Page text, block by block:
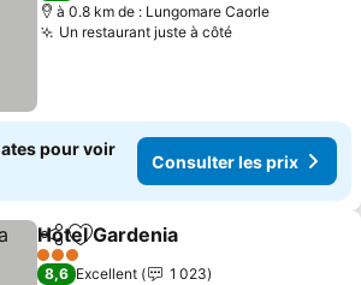
à 0.8 km de : Lungomare Caorle
Un restaurant juste à côtéConsulter les
pour voir
Consulter les prix
PartagerAjouter à mes favoris
Hotel Gardenia
3 Étoiles
8,6 Excellent
1 023